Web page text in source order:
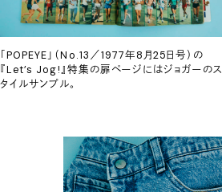
「POPEYE」（No.13／1977年8月25日号）の
『Let’s Jog!』特集の扉ページにはジョガーのス
タイルサンプル。